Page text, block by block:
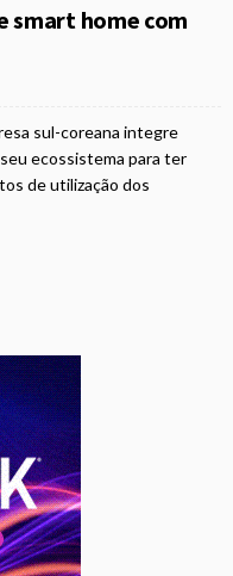
smart home com
sul-coreana integre
ecossistema para ter
de utilização dos